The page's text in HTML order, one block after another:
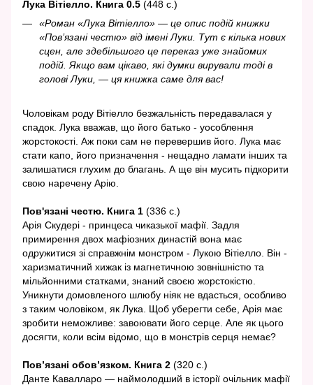
Лука Вітіелло. Книга 0.5 (448 с.)
«Роман «Лука Вітіелло» — це опис подій книжки
«Пов’язані честю» від імені Луки. Тут є кілька нових
сцен, але здебільшого це переказ уже знайомих
подій. Якщо вам цікаво, які думки вирували тоді в
голові Луки, — ця книжка саме для вас!
Чоловікам роду Вітіелло безжальність передавалася у
спадок. Лука вважав, що його батько - уособлення
жорстокості. Аж поки сам не перевершив його. Лука має
стати капо, його призначення - нещадно ламати інших та
залишатися глухим до благань. А ще він мусить підкорити
свою наречену Арію.
Пов'язані честю. Книга 1 (336 с.)
Арія Скудері - принцеса чиказької мафії. Задля
примирення двох мафіозних династій вона має
одружитися зі справжнім монстром - Лукою Вітіелло. Він -
харизматичний хижак із магнетичною зовнішністю та
мільйонними статками, знаний своєю жорстокістю.
Уникнути домовленого шлюбу ніяк не вдасться, особливо
з таким чоловіком, як Лука. Щоб уберегти себе, Арія має
зробити неможливе: завоювати його серце. Але як цього
досягти, коли всім відомо, що в монстрів серця немає?
Пов’язані обов’язком. Книга 2 (320 с.)
Данте Кавалларо — наймолодший в історії очільник мафії